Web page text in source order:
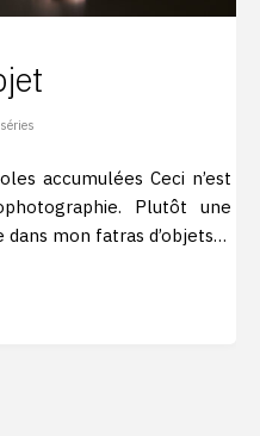
accumulées Ceci n’est
Plutôt une
mon fatras d’objets…